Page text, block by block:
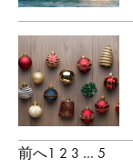
投
前へ1 2 3 … 5